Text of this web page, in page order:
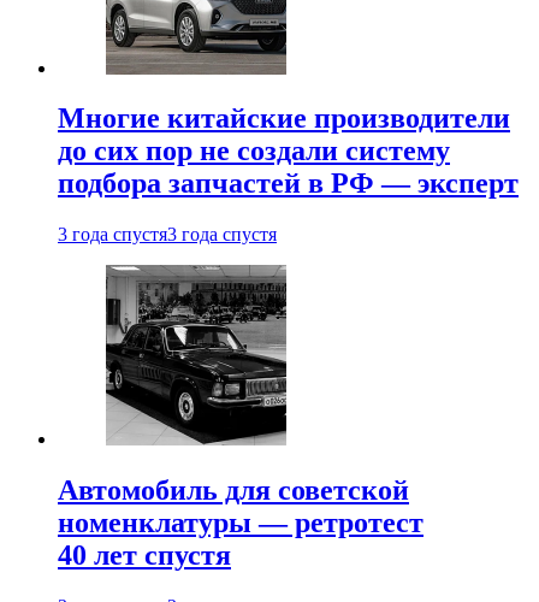
Многие китайские производители
до сих пор не создали систему
подбора запчастей в РФ — эксперт
3 года спустя3 года спустя
Автомобиль для советской
номенклатуры — ретротест
40 лет спустя